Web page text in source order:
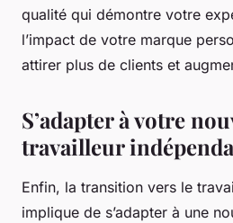
qualité qui démontre votre
l’impact de votre marque
attirer plus de clients et
S’adapter à votre
travailleur
Enfin, la transition vers le
implique de s’adapter à une